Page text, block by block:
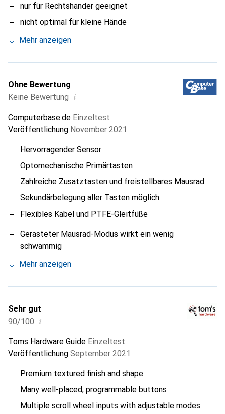
nur für Rechtshänder geeignet
nicht optimal für kleine Hände
Mehr anzeigen
Ohne Bewertung
Keine Bewertung i
Computerbase.de Einzeltest
Veröffentlichung November 2021
Hervorragender Sensor
Optomechanische Primärtasten
Zahlreiche Zusatztasten und freistellbares Mausrad
Sekundärbelegung aller Tasten möglich
Flexibles Kabel und PTFE-Gleitfüße
Gerasteter Mausrad-Modus wirkt ein wenig
schwammig
Mehr anzeigen
Sehr gut
90/100 i
Toms Hardware Guide Einzeltest
Veröffentlichung September 2021
Premium textured finish and shape
Many well-placed, programmable buttons
Multiple scroll wheel inputs with adjustable modes